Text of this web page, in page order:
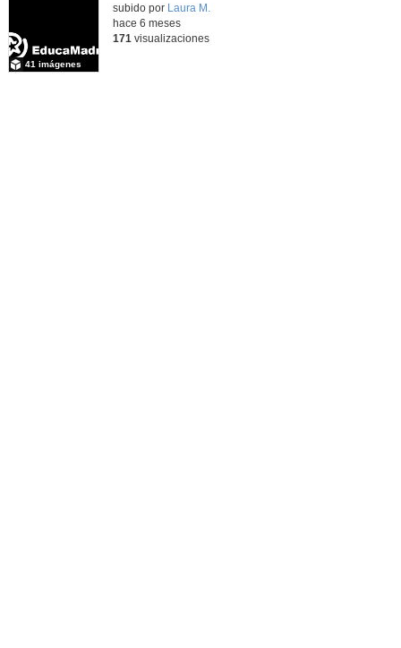
Contenido educativo.
subido por Laura M.
41 imágenes
hace 6 meses
171 visualizaciones